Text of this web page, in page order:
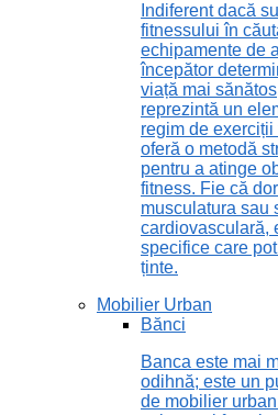
Indiferent dacă
fitnessului în
echipamente de
începător
viață mai
reprezintă un
regim de
oferă o metodă
pentru a atinge
fitness. Fie că
musculatura sau
cardiovasculară,
specifice care
ținte.
Mobilier Urban
Bănci
Banca este mai
odihnă; este un
de mobilier